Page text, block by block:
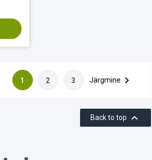
1 2 3 Järgmine 
Back to top 